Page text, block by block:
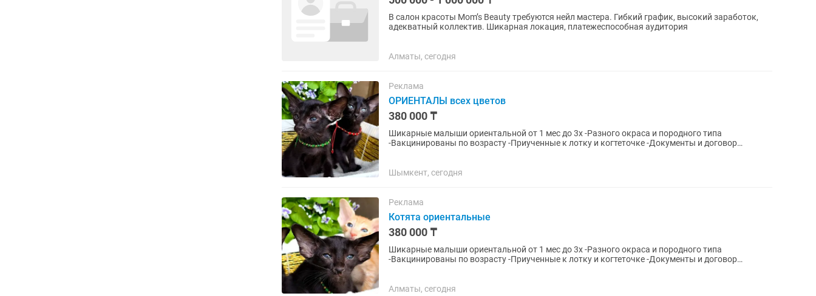
В салон красоты Mom’s Beauty требуются нейл мастера. Гибкий график, высокий заработок,
адекватный коллектив. Шикарная локация, платежеспособная аудитория
Алматы, сегодня
Реклама
ОРИЕНТАЛЫ всех цветов
380 000 ₸
Шикарные малыши ориентальной от 1 мес до 3х -Разного окраса и породного типа
-Вакцинированы по возрасту -Приученные к лотку и когтеточке -Документы и договор
Шымкент, сегодня
Реклама
Котята ориентальные
380 000 ₸
Шикарные малыши ориентальной от 1 мес до 3х -Разного окраса и породного типа
-Вакцинированы по возрасту -Приученные к лотку и когтеточке -Документы и договор
Алматы, сегодня